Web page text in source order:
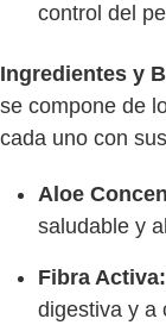
control del
Ingredientes y
se compone de
cada uno con
Aloe
saludable y
Fibra Activa:
digestiva y a